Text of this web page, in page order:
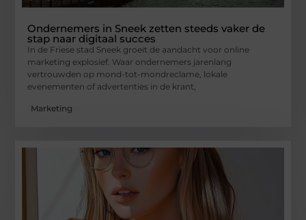
Ondernemers in Sneek zetten steeds vaker de
stap naar digitaal succes
In de Friese stad Sneek groeit de aandacht voor online
marketing explosief. Waar ondernemers jarenlang
vertrouwden op mond-tot-mondreclame, lokale
evenementen of advertenties in de krant,
Marketing